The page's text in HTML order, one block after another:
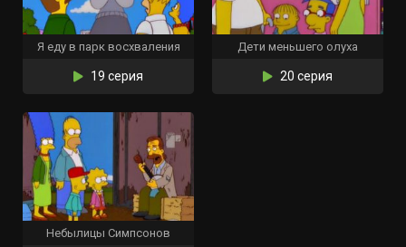
Я еду в парк восхваления
19 серия
Дети меньшего олуха
20 серия
Небылицы Симпсонов